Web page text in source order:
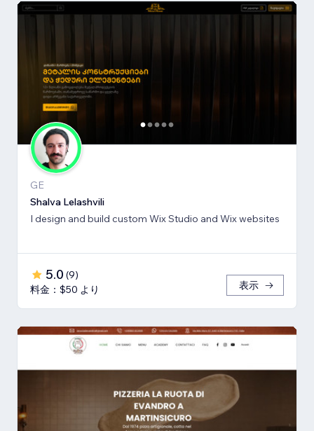
GE
Shalva Lelashvili
I design and build custom Wix Studio and Wix websites
5.0 (9)
料金：$50 より
表示